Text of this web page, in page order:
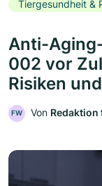
Tiergesundheit &
Anti-
002 vor
Risiken
FW Von